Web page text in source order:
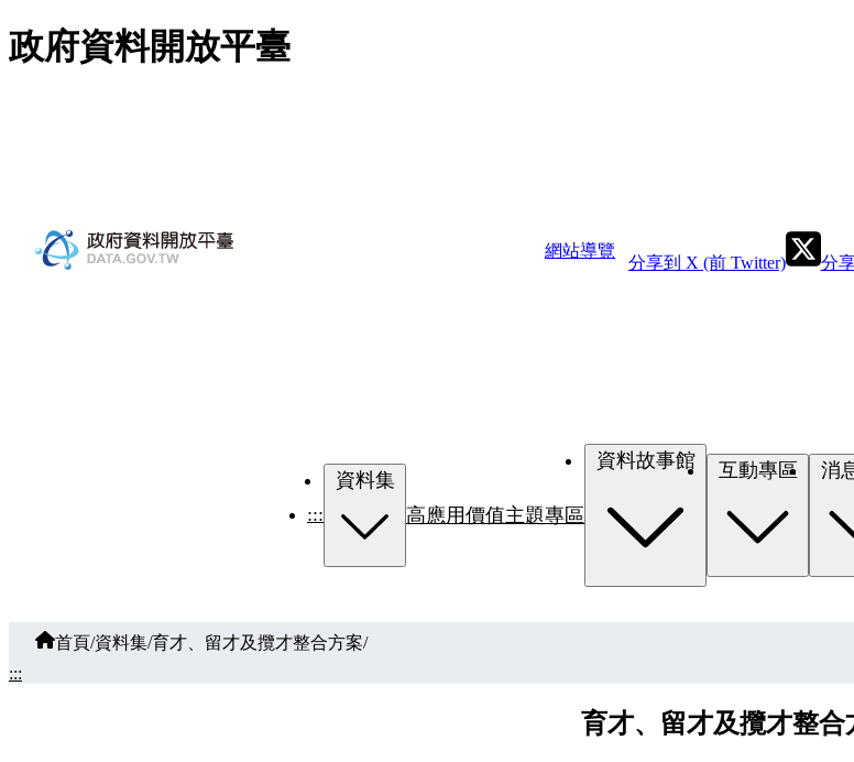
跳至主要內容
政府資料開放平臺
網站導覽
分享到 X (前 Twitter) 分
:::
資料集
高應用價值主題專區
資料故事館
首頁/資料集/育才、留才及攬才整合方案/
:::
育才、留才及攬才整合